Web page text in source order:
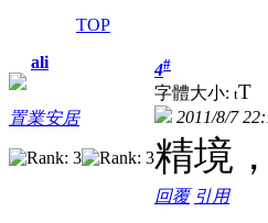
TOP
ali
置業安居
4#
字體大小: tT
2011/8/7
精境
回覆 引用